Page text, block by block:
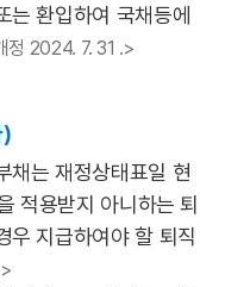
는 환입하여 국채등에
정 2024. 7. 31 .>
)
채는 재정상태표일 현
을 적용받지 아니하는 퇴
우 지급하여야 할 퇴직